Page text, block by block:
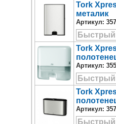
Tork
металик
Артикул:
Tork
Артикул:
Tork
Артикул: